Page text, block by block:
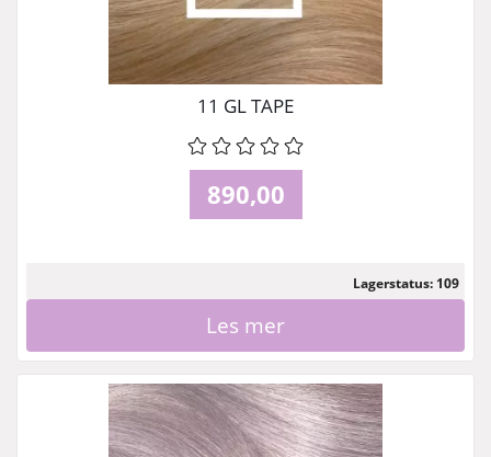
11 GL TAPE
890,00
Lagerstatus: 109
Les mer